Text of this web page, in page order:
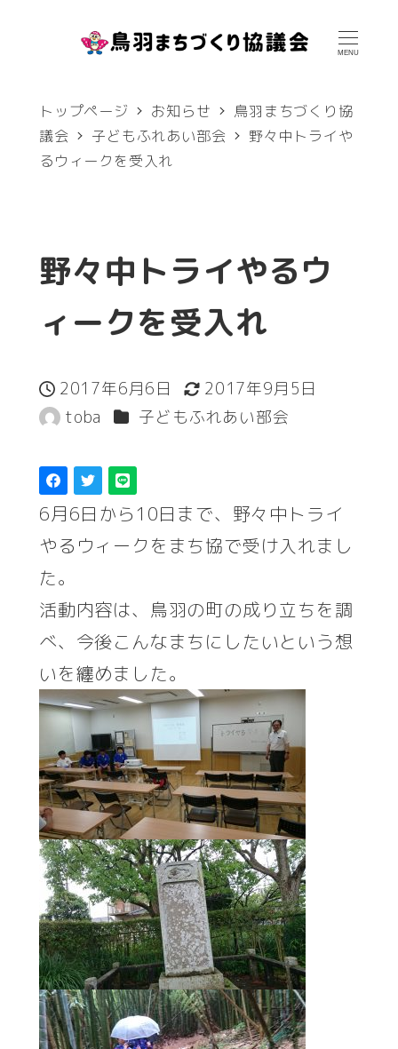
MENU
トップページ お知らせ
鳥羽まちづくり協
議会
子どもふれあい部会
野々中トライや
るウィークを受入れ
野々中トライやるウ
ィークを受入れ
投稿日
2017年6月6日
更新日
2017年9月5日
著
toba カテゴリー
子どもふれあい部会
6月6日から10日まで、野々中トライ
やるウィークをまち協で受け入れまし
た。
活動内容は、鳥羽の町の成り立ちを調
べ、今後こんなまちにしたいという想
いを纏めました。